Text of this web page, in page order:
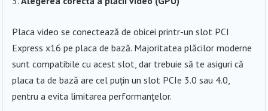
Placa video se conectează de obicei printr-un slot PCI
Express x16 pe placa de bază. Majoritatea plăcilor moderne
sunt compatibile cu acest slot, dar trebuie să te asiguri că
placa ta de bază are cel puțin un slot PCIe 3.0 sau 4.0,
pentru a evita limitarea performanțelor.